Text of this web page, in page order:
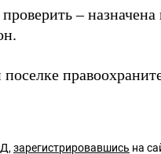
– назначена
зарегистрировавшись на